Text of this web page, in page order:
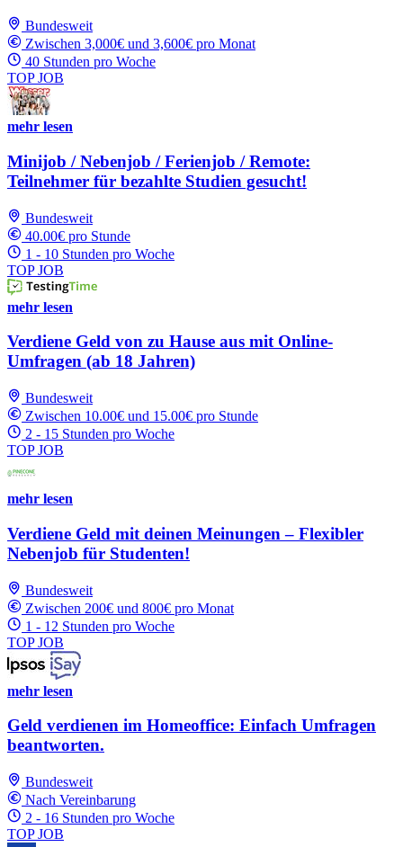
Bundesweit
Zwischen 3,000€ und 3,600€ pro Monat
40 Stunden pro Woche
TOP JOB
mehr lesen
Minijob / Nebenjob / Ferienjob / Remote:
Teilnehmer für bezahlte Studien gesucht!
Bundesweit
40.00€ pro Stunde
1 - 10 Stunden pro Woche
TOP JOB
mehr lesen
Verdiene Geld von zu Hause aus mit Online-
Umfragen (ab 18 Jahren)
Bundesweit
Zwischen 10.00€ und 15.00€ pro Stunde
2 - 15 Stunden pro Woche
TOP JOB
mehr lesen
Verdiene Geld mit deinen Meinungen – Flexibler
Nebenjob für Studenten!
Bundesweit
Zwischen 200€ und 800€ pro Monat
1 - 12 Stunden pro Woche
TOP JOB
mehr lesen
Geld verdienen im Homeoffice: Einfach Umfragen
beantworten.
Bundesweit
Nach Vereinbarung
2 - 16 Stunden pro Woche
TOP JOB